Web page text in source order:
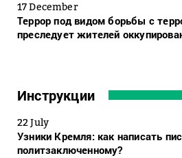
17 December
Террор под видом борьбы с
преследует жителей
Инструкции
22 July
Узники Кремля: как написать
политзаключенному?